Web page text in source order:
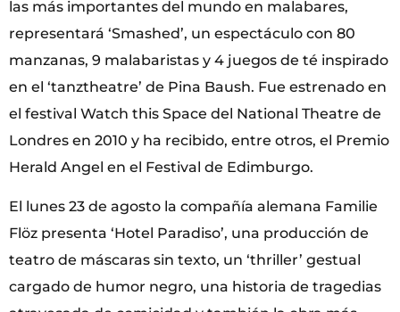
las más importantes del mundo en malabares,
representará ‘Smashed’, un espectáculo con 80
manzanas, 9 malabaristas y 4 juegos de té inspirado
en el ‘tanztheatre’ de Pina Baush. Fue estrenado en
el festival Watch this Space del National Theatre de
Londres en 2010 y ha recibido, entre otros, el Premio
Herald Angel en el Festival de Edimburgo.
El lunes 23 de agosto la compañía alemana Familie
Flöz presenta ‘Hotel Paradiso’, una producción de
teatro de máscaras sin texto, un ‘thriller’ gestual
cargado de humor negro, una historia de tragedias